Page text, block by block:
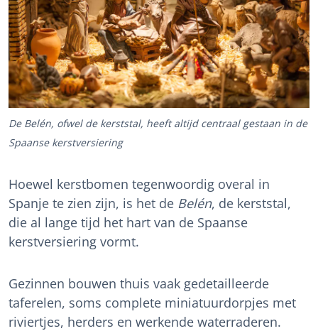
De Belén, ofwel de kerststal, heeft altijd centraal gestaan in de
Spaanse kerstversiering
Hoewel kerstbomen tegenwoordig overal in
Spanje te zien zijn, is het de Belén, de kerststal,
die al lange tijd het hart van de Spaanse
kerstversiering vormt.
Gezinnen bouwen thuis vaak gedetailleerde
taferelen, soms complete miniatuurdorpjes met
riviertjes, herders en werkende waterraderen.